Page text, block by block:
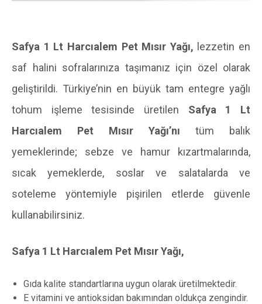
Safya 1 Lt Harcıalem Pet Mısır Yağı, lezzetin en
saf halini sofralarınıza taşımanız için özel olarak
geliştirildi. Türkiye’nin en büyük tam entegre yağlı
tohum işleme tesisinde üretilen Safya 1 Lt
Harcıalem Pet Mısır Yağı’nı tüm balık
yemeklerinde; sebze ve hamur kızartmalarında,
sıcak yemeklerde, soslar ve salatalarda ve
soteleme yöntemiyle pişirilen etlerde güvenle
kullanabilirsiniz.
Safya 1 Lt Harcıalem Pet Mısır Yağı,
Gıda kalite standartlarına uygun olarak üretilmektedir.
E vitamini ve antioksidan bakımından oldukça zengindir.